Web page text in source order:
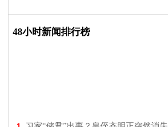
48小时新闻排行榜